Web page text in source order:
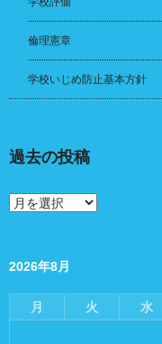
倫理憲章
学校いじめ防止基本方針
過去の投稿
過
去
稿
2026年8月
月 火 水